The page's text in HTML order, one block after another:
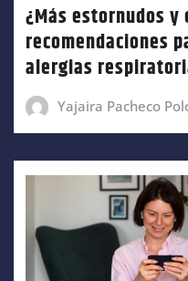
¿Más estornudos y
recomendaciones
alergias
Yajaira Pacheco